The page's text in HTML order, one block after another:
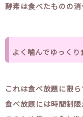
酵素は食べたものの消
よく噛んでゆっくり
これは食べ放題に限
食べ放題には時間制